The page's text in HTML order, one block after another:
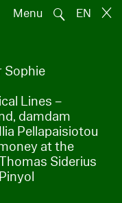
Menu 🔍 EN
Lines –
damdam
Pellapaisiotou
at the
Siderius